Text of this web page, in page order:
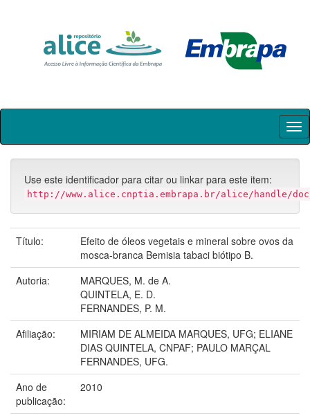
Skip
Use este identificador para citar ou linkar para este item:
http://www.alice.cnptia.embrapa.br/alice/handle/
Título:
Efeito de óleos vegetais e mineral sobre ovos da
mosca-branca Bemisia tabaci biótipo B.
Autoria:
MARQUES, M. de A.
QUINTELA, E. D.
FERNANDES, P. M.
Afiliação:
MIRIAM DE ALMEIDA MARQUES, UFG; ELIANE
DIAS QUINTELA, CNPAF; PAULO MARÇAL
FERNANDES, UFG.
Ano de
publicação:
2010